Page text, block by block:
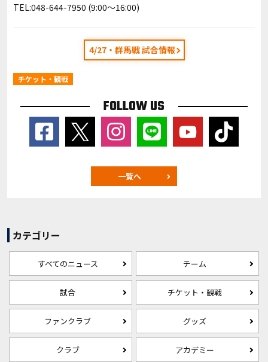
TEL:048-644-7950 (9:00～16:00)
4/27・群馬戦 試合情報
チケット・観戦
FOLLOW US
一覧へ
カテゴリー
すべてのニュース チーム
試合 チケット・観戦
ファンクラブ グッズ
クラブ アカデミー